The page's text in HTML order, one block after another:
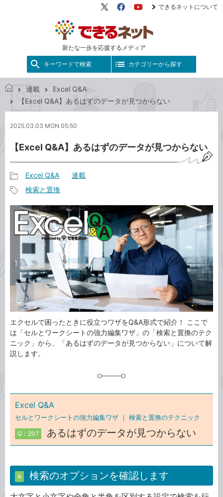
新たな一歩を応援するメディア
X（旧
FacebookYouTube
できるネットについて
キーワードで検索 カテゴリーから探す
ネ
ト
連載
Excel Q&A
【Excel Q&A】あるはずのデータが見つからない
2025.03.03 MON 05:50
【Excel Q&A】あるはずのデータが見つからない
事
カ
テ
ゴ
リ
Excel Q&A 連載
事
タ
グ
検索と置換
エクセルで困ったときに役立つワザをQ&A形式で紹介！ ここで
は「セルとワークシートの強力編集ワザ」の「検索と置換のテク
ニック」から、「あるはずのデータが見つからない」について解
説します。
Excel Q&A
セルとワークシートの強力編集ワザ ｜ 検索と置換のテクニック
Q：207 あるはずのデータが見つからない
A 検索のオプションを確認します